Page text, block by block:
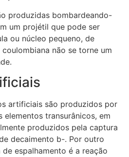
produzidas bombardeando-
um projétil que pode ser
ou núcleo pequeno, de
não se torne um
artificiais são produzidos por
elementos transurânicos, em
produzidos pela captura
decaimento b-. Por outro
espalhamento é a reação